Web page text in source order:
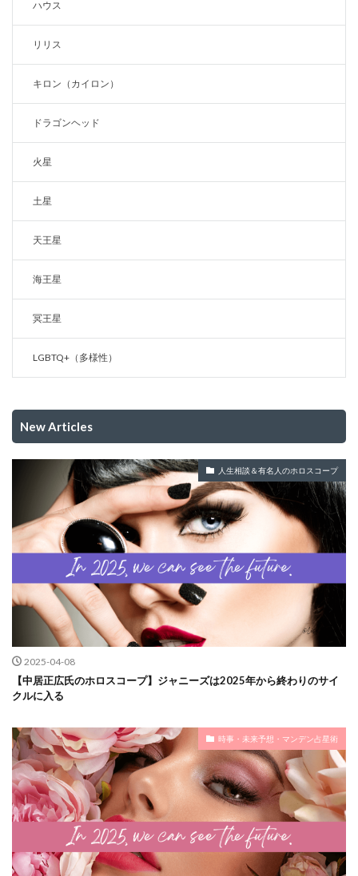
ハウス
リリス
キロン（カイロン）
ドラゴンヘッド
火星
土星
天王星
海王星
冥王星
LGBTQ+（多様性）
New Articles
人生相談＆有名人のホロスコープ
2025-04-08
【中居正広氏のホロスコープ】ジャニーズは2025年から終わりのサイ
クルに入る
時事・未来予想・マンデン占星術